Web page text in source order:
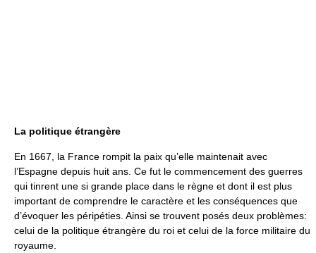
La politique étrangère
En 1667, la France rompit la paix qu’elle maintenait avec
l’Espagne depuis huit ans. Ce fut le commencement des guerres
qui tinrent une si grande place dans le règne et dont il est plus
important de comprendre le caractère et les conséquences que
d’évoquer les péripéties. Ainsi se trouvent posés deux problèmes:
celui de la politique étrangère du roi et celui de la force militaire du
royaume.